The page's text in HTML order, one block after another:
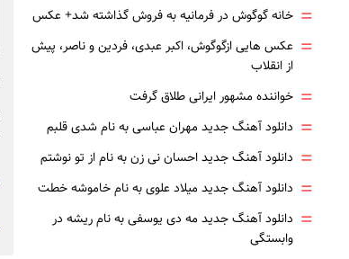
= خانه گوگوش در فرمانیه به فروش گذاشته شد+ عکس
= عکس هایی ازگوگوش، اکبر عبدی، فردین و ناصر، پیش
از انقلاب
= خواننده مشهور ایرانی طلاق گرفت
= دانلود آهنگ جدید مهران عباسی به نام شدی قلبم
= دانلود آهنگ جدید احسان نی زن به نام از تو نوشتم
= دانلود آهنگ جدید میلاد علوی به نام خاموشه خطت
= دانلود آهنگ جدید مه دی یوسفی به نام ریشه در
وابستگی